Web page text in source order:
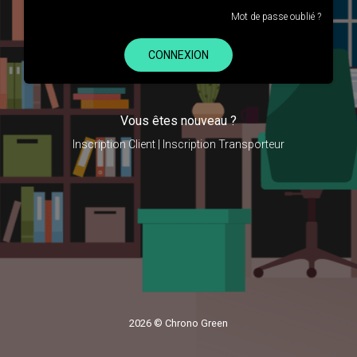
Mot de passe oublié ?
CONNEXION
Vous êtes nouveau ?
Inscription Client Inscription Transporteur
2026 © Chrono Green